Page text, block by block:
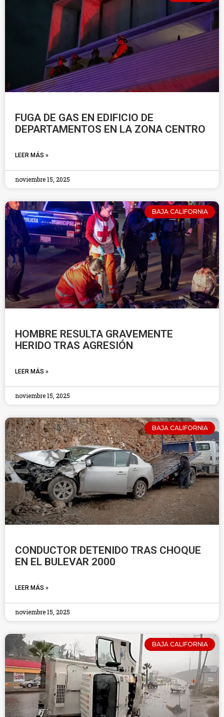
FUGA DE GAS EN EDIFICIO DE
DEPARTAMENTOS EN LA ZONA CENTRO
LEER MÁS »
noviembre 15, 2025
BAJA CALIFORNIA
HOMBRE RESULTA GRAVEMENTE
HERIDO TRAS AGRESIÓN
LEER MÁS »
noviembre 15, 2025
BAJA CALIFORNIA
CONDUCTOR DETENIDO TRAS CHOQUE
EN EL BULEVAR 2000
LEER MÁS »
noviembre 15, 2025
BAJA CALIFORNIA